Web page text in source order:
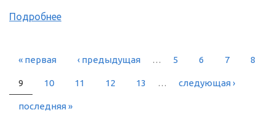
Подробнее
СТРАНИЦЫ
« первая ‹ предыдущая … 5 6 7 8
9 10 11 12 13 … следующая ›
последняя »